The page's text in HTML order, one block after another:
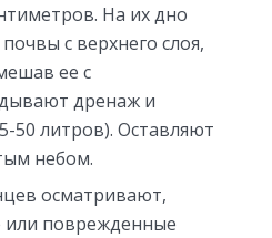
На их дно
с верхнего слоя,
ее с
дренаж и
50 литров). Оставляют
небом.
осматривают,
или поврежденные